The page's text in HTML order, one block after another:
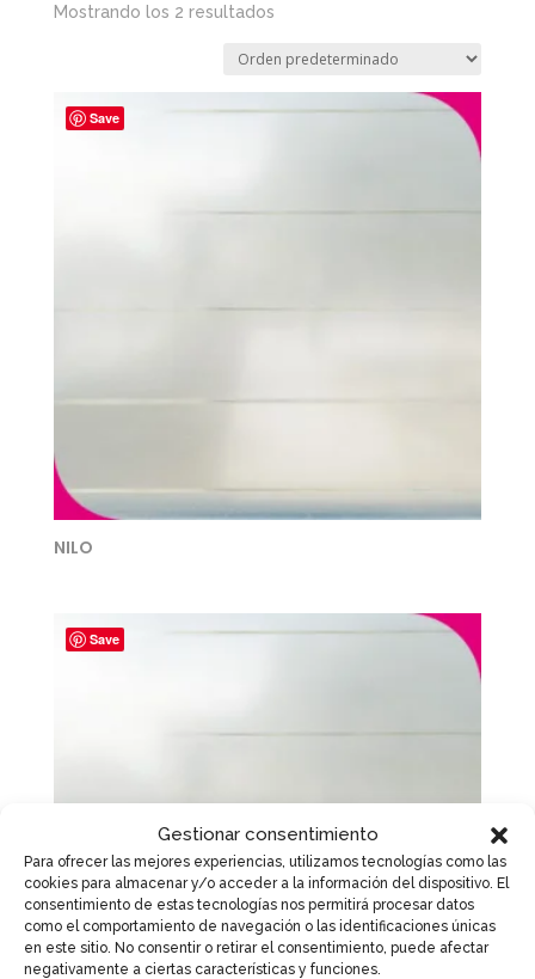
Gestionar consentimiento
Para ofrecer las mejores experiencias, utilizamos tecnologías como las
cookies para almacenar y/o acceder a la información del dispositivo. El
consentimiento de estas tecnologías nos permitirá procesar datos
como el comportamiento de navegación o las identificaciones únicas
en este sitio. No consentir o retirar el consentimiento, puede afectar
negativamente a ciertas características y funciones.
Mostrando los 2 resultados
Save
NILO
Save